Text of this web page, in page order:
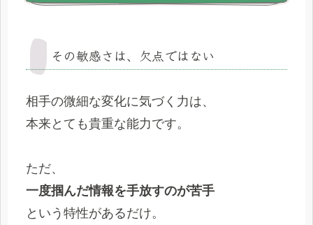
その敏感さは、欠点ではない
相手の微細な変化に気づく力は、
本来とても貴重な能力です。
ただ、
一度掴んだ情報を手放すのが苦手
という特性があるだけ。